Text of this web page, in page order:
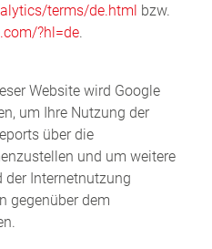
terms/de.html bzw.
?hl=de.
Website wird Google
um Ihre Nutzung der
über die
und um weitere
der Internetnutzung
gegenüber dem